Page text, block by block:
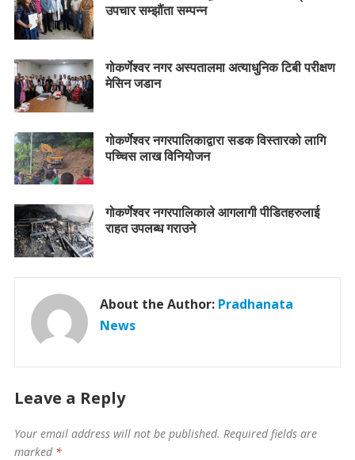
उपचार सम्झौंता सम्पन्न
गोकर्णेश्वर नगर अस्पतालमा अत्याधुनिक टिबी परीक्षण
मेसिन जडान
गोकर्णेश्वर नगरपालिकाद्वारा सडक विस्तारको लागि
पच्चिस लाख विनियोजन
गोकर्णेश्वर नगरपालिकाले आगलागी पीडितहरुलाई
राहत उपलब्ध गराउने
About the Author: Pradhanata
News
Leave a Reply
Your email address will not be published. Required fields are
marked *